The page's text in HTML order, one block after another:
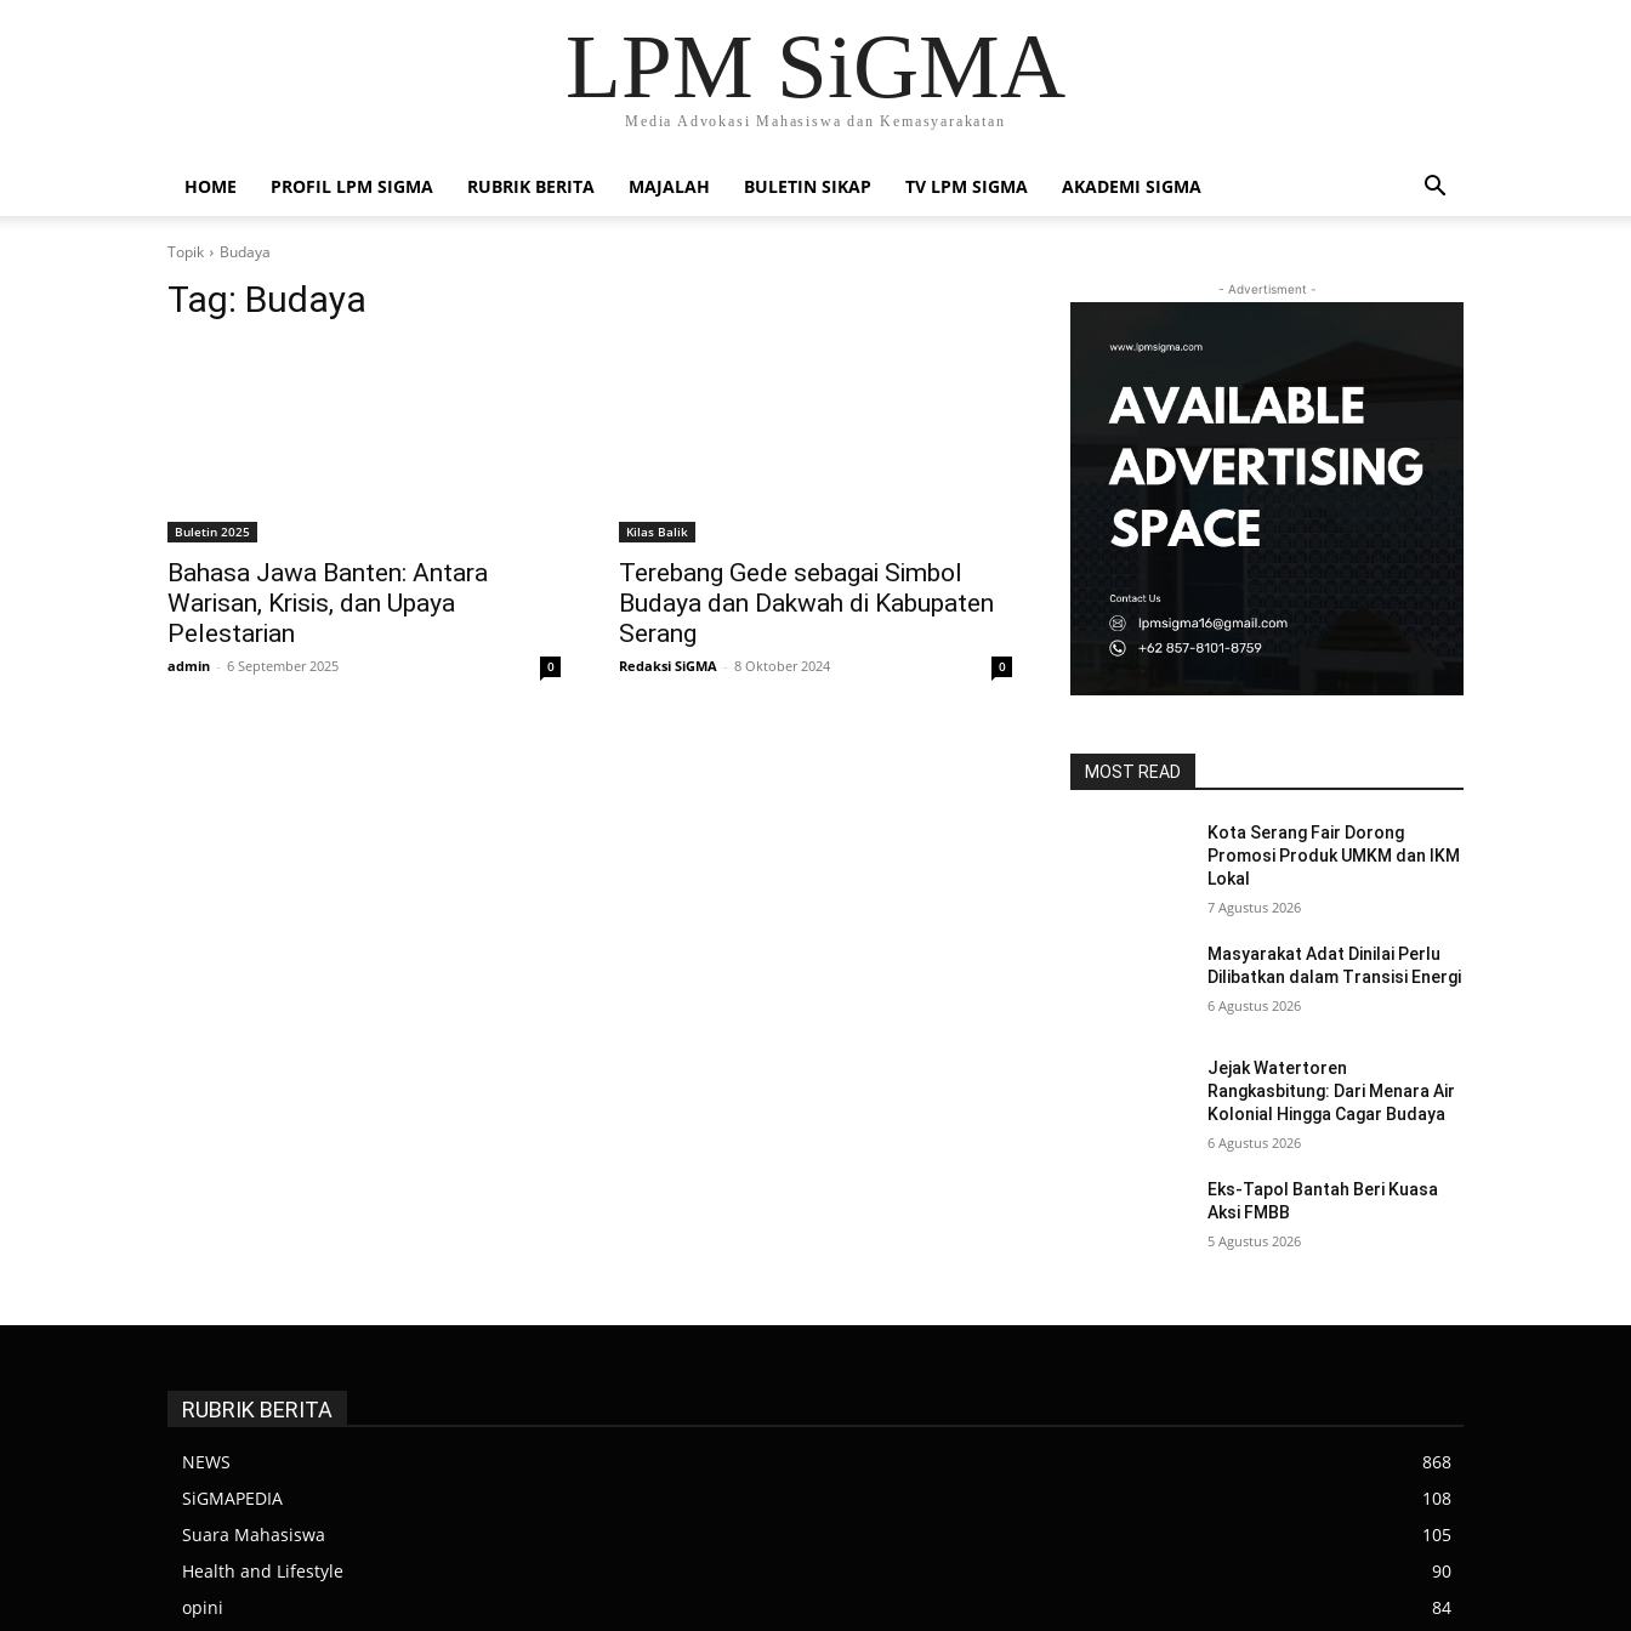
LPM SiGMA
Media Advokasi Mahasiswa dan Kemasyarakatan
HOME PROFIL LPM SIGMA RUBRIK BERITA MAJALAH BULETIN SIKAP TV LPM SIGMA AKADEMI SIGMA
Topik Budaya
Tag: Budaya
Buletin 2025
Bahasa Jawa Banten: Antara
Warisan, Krisis, dan Upaya
Pelestarian
admin - 6 September 2025 0
Kilas Balik
Terebang Gede sebagai Simbol
Budaya dan Dakwah di Kabupaten
Serang
Redaksi SiGMA - 8 Oktober 2024 0
- Advertisment -
MOST READ
Kota Serang Fair Dorong
Promosi Produk UMKM dan IKM
Lokal
7 Agustus 2026
Masyarakat Adat Dinilai Perlu
Dilibatkan dalam Transisi Energi
6 Agustus 2026
Jejak Watertoren
Rangkasbitung: Dari Menara Air
Kolonial Hingga Cagar Budaya
6 Agustus 2026
Eks-Tapol Bantah Beri Kuasa
Aksi FMBB
5 Agustus 2026
RUBRIK BERITA
NEWS
868
SiGMAPEDIA
108
Suara Mahasiswa
105
Health and Lifestyle
90
opini
84